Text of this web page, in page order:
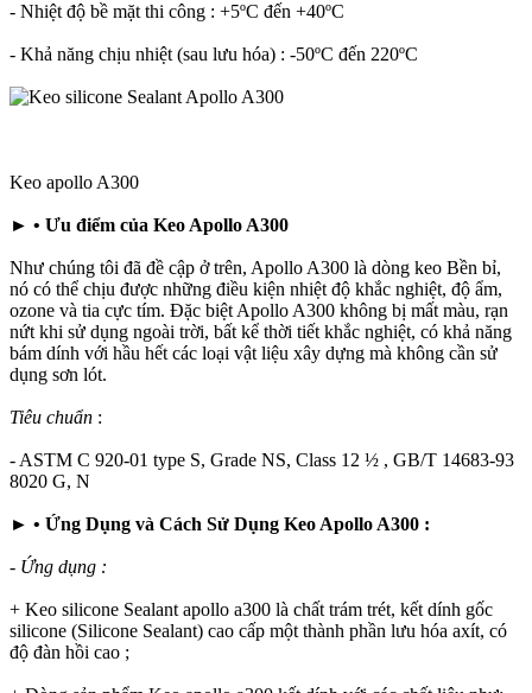
- Nhiệt độ bề mặt thi công : +5ºC đến +40ºC
- Khả năng chịu nhiệt (sau lưu hóa) : -50ºC đến 220ºC
Keo apollo A300
► • Ưu điểm của Keo Apollo A300
Như chúng tôi đã đề cập ở trên, Apollo A300 là dòng keo Bền bỉ,
nó có thể chịu được những điều kiện nhiệt độ khắc nghiệt, độ ẩm,
ozone và tia cực tím. Đặc biệt Apollo A300 không bị mất màu, rạn
nứt khi sử dụng ngoài trời, bất kể thời tiết khắc nghiệt, có khả năng
bám dính với hầu hết các loại vật liệu xây dựng mà không cần sử
dụng sơn lót.
Tiêu chuẩn :
- ASTM C 920-01 type S, Grade NS, Class 12 ½ , GB/T 14683-93
8020 G, N
► • Ứng Dụng và Cách Sử Dụng Keo Apollo A300 :
- Ứng dụng :
+ Keo silicone Sealant apollo a300 là chất trám trét, kết dính gốc
silicone (Silicone Sealant) cao cấp một thành phần lưu hóa axít, có
độ đàn hồi cao ;